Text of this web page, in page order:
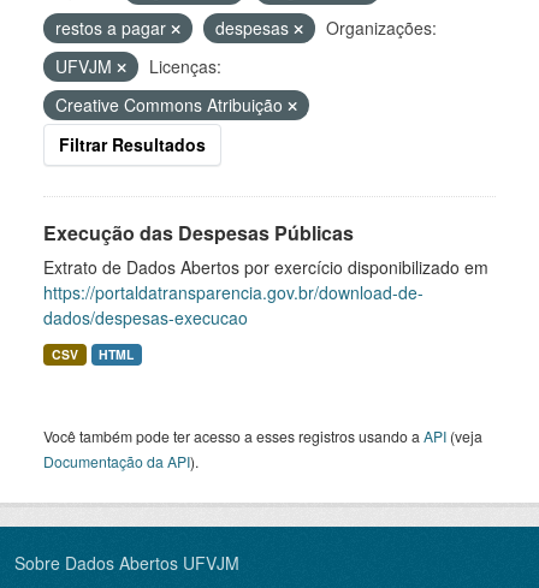
restos a pagar
despesas
Organizações:
UFVJM
Licenças:
Creative Commons Atribuição
Filtrar Resultados
Execução das Despesas Públicas
Extrato de Dados Abertos por exercício disponibilizado em
https://portaldatransparencia.gov.br/download-de-
dados/despesas-execucao
CSV HTML
Você também pode ter acesso a esses registros usando a API (veja
Documentação da API).
Sobre Dados Abertos UFVJM